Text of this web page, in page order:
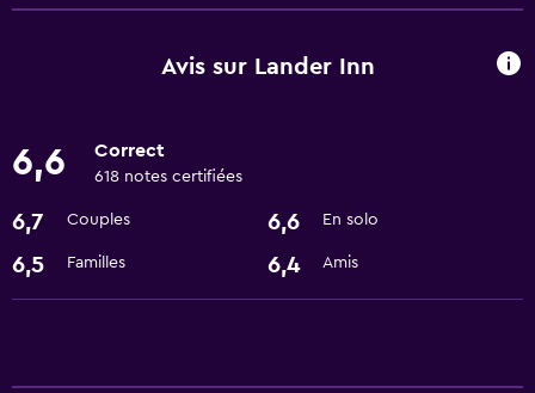
Centre d'affaires
Réception 24h/24
Prestations de base
WiFi gratuit
Internet
Avis sur Lander Inn
6,6 Correct
618 notes certifiées
6,7 Couples 6,6 En solo
6,5 Familles 6,4 Amis